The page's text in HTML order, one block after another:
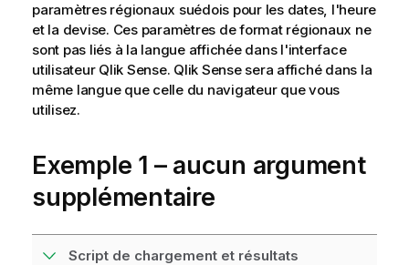
paramètres régionaux suédois pour les dates, l'heure
et la devise. Ces paramètres de format régionaux ne
sont pas liés à la langue affichée dans l'interface
utilisateur Qlik Sense. Qlik Sensesera affiché dans la
même langue que celle du navigateur que vous
utilisez.
Exemple 1 – aucun argument
supplémentaire
Script de chargement et résultats